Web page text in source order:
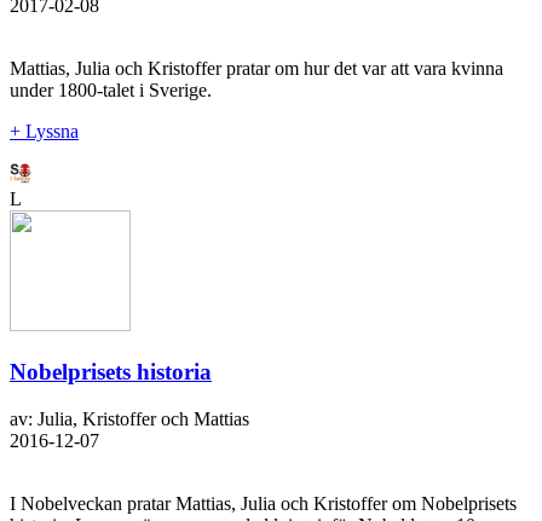
2017-02-08
Mattias, Julia och Kristoffer pratar om hur det var att vara kvinna
under 1800-talet i Sverige.
+ Lyssna
L
Nobelprisets historia
av: Julia, Kristoffer och Mattias
2016-12-07
I Nobelveckan pratar Mattias, Julia och Kristoffer om Nobelprisets